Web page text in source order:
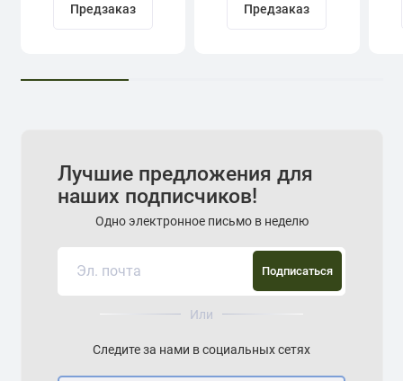
Предзаказ Предзаказ
Лучшие предложения для
наших подписчиков!
Одно электронное письмо в неделю
Подписаться
Или
Следите за нами в социальных сетях